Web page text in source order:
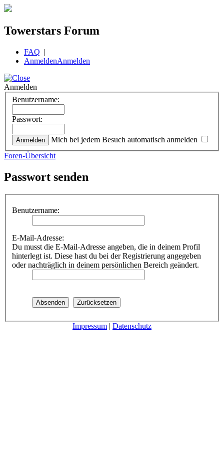
Towerstars Forum
FAQ |
AnmeldenAnmelden
Anmelden
Benutzername:
Passwort:
Mich bei jedem Besuch automatisch anmelden
Foren-Übersicht
Passwort senden
Benutzername:
E-Mail-Adresse:
Du musst die E-Mail-Adresse angeben, die in deinem Profil
hinterlegt ist. Diese hast du bei der Registrierung angegeben
oder nachträglich in deinem persönlichen Bereich geändert.
Impressum | Datenschutz